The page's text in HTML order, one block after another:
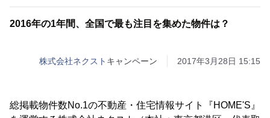
2016年の1年間、全国で最も注目を集めた物件は？
株式会社ネクスト キャンペーン 2017年3月28日 15:15
総掲載物件数No.1の不動産・住宅情報サイト『HOME'S』